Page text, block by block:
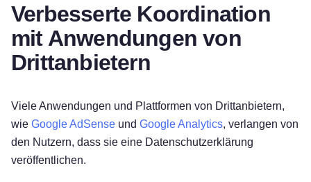
Verbesserte Koordination
mit Anwendungen von
Drittanbietern
Viele Anwendungen und Plattformen von Drittanbietern,
wie Google AdSense und Google Analytics, verlangen von
den Nutzern, dass sie eine Datenschutzerklärung
veröffentlichen.